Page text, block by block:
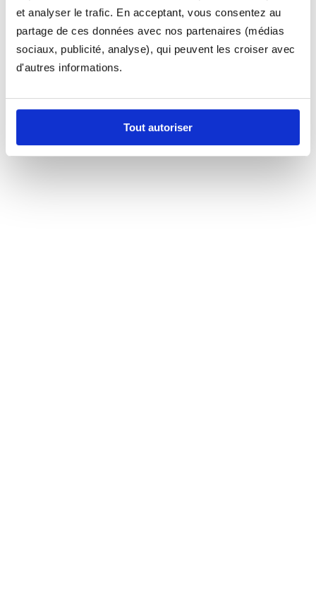
et analyser le trafic. En acceptant, vous consentez au
partage de ces données avec nos partenaires (médias
sociaux, publicité, analyse), qui peuvent les croiser avec
d'autres informations.
Tout autoriser